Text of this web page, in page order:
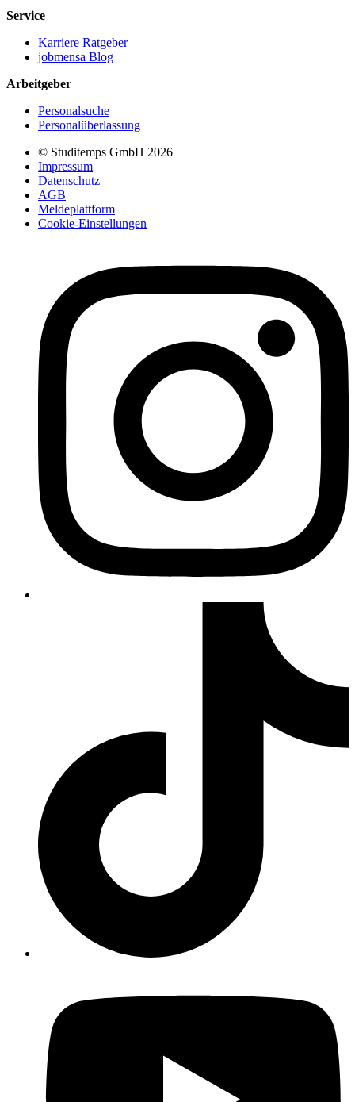
Service
Karriere Ratgeber
jobmensa Blog
Arbeitgeber
Personalsuche
Personalüberlassung
© Studitemps GmbH 2026
Impressum
Datenschutz
AGB
Meldeplattform
Cookie-Einstellungen